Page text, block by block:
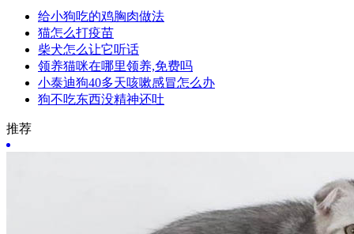
给小狗吃的鸡胸肉做法
猫怎么打疫苗
柴犬怎么让它听话
领养猫咪在哪里领养,免费吗
小泰迪狗40多天咳嗽感冒怎么办
狗不吃东西没精神还吐
推荐